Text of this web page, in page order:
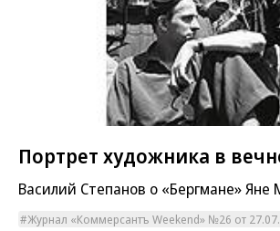
Портрет художника в
Василий Степанов о «Бергмане» Яне
Журнал «Коммерсантъ Weekend» №26 от